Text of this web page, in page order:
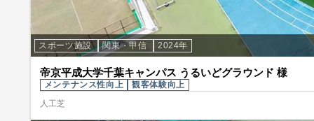
スポーツ施設 関東・甲信 2024年
帝京平成大学千葉キャンパス うるいどグラウンド 様
メンテナンス性向上
観客体験向上
人工芝